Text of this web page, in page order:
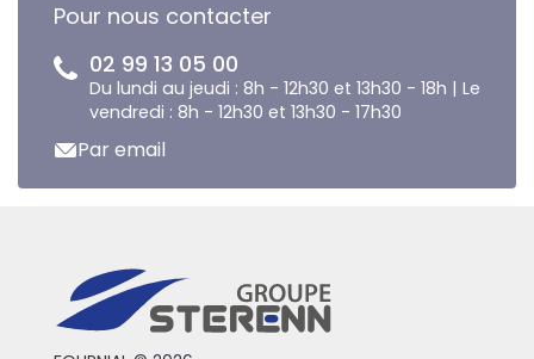
Pour nous contacter
02 99 13 05 00
Du lundi au jeudi : 8h - 12h30 et 13h30 - 18h | Le
vendredi : 8h - 12h30 et 13h30 - 17h30
Par email